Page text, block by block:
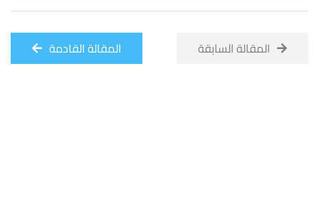
المقالة السابقة المقالة القادمة